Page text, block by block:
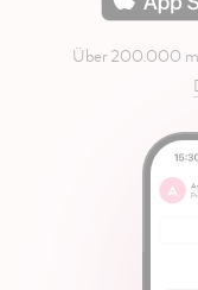
Über 200.000